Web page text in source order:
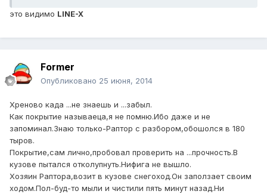
это видимо LINE-X
Former
Опубликовано 25 июня, 2014
Хреново када ...не знаешь и ...забыл.
Как покрытие называеца,я не помню.Ибо даже и не
запоминал.Знаю только-Раптор с разбором,обошолся в 180
тыров.
Покрытие,сам лично,пробовал проверить на ...прочность.В
кузове пытался отколупнуть.Нифига не вышло.
Хозяин Раптора,возит в кузове снегоход.Он заползает своим
ходом.Пол-буд-то мыли и чистили пять минут назад.Ни